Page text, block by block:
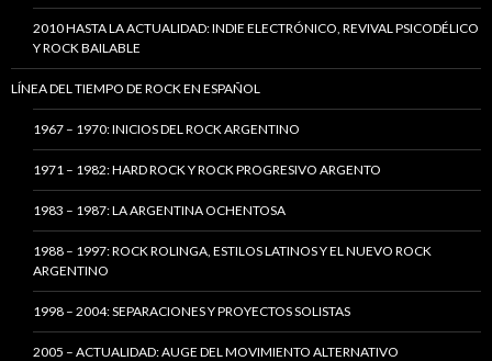
2010 HASTA LA ACTUALIDAD: INDIE ELECTRÓNICO, REVIVAL PSICODÉLICO
Y ROCK BAILABLE
LÍNEA DEL TIEMPO DE ROCK EN ESPAÑOL
1967 – 1970: INICIOS DEL ROCK ARGENTINO
1971 – 1982: HARD ROCK Y ROCK PROGRESIVO ARGENTO
1983 – 1987: LA ARGENTINA OCHENTOSA
1988 – 1997: ROCK ROLINGA, ESTILOS LATINOS Y EL NUEVO ROCK
ARGENTINO
1998 – 2004: SEPARACIONES Y PROYECTOS SOLISTAS
2005 – ACTUALIDAD: AUGE DEL MOVIMIENTO ALTERNATIVO